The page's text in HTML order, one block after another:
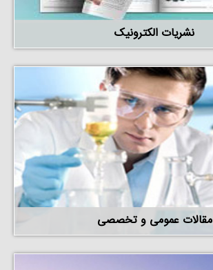
نشریات الکترونیک
مقالات عمومی و تخصصی